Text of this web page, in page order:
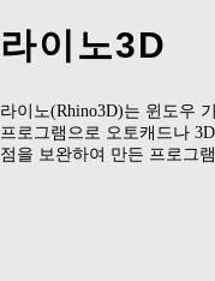
라이노3D
라이노(Rhino3D)는 윈도우
프로그램으로 오토캐드나
점을 보완하여 만든 프로그램